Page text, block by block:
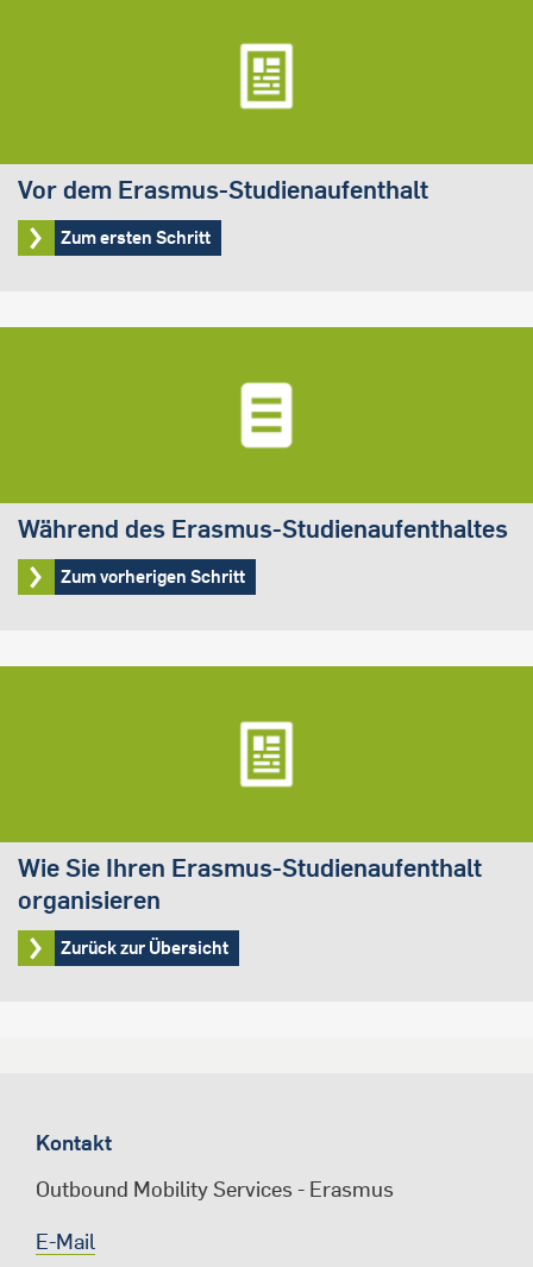
Vor dem Erasmus-Studienaufenthalt
Zum ersten Schritt
Während des Erasmus-Studienaufenthaltes
Zum vorherigen Schritt
Wie Sie Ihren Erasmus-Studienaufenthalt
organisieren
Zurück zur Übersicht
Kontakt
Outbound Mobility Services - Erasmus
E-Mail